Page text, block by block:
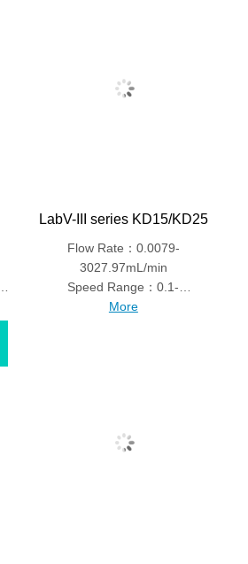
LabV-III series KD15/KD25
Flow Rate：0.0079-
3027.97mL/min
Speed Range：0.1-
600rpm
More